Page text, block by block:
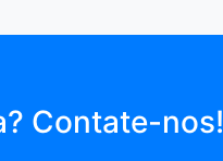
Contate-nos!